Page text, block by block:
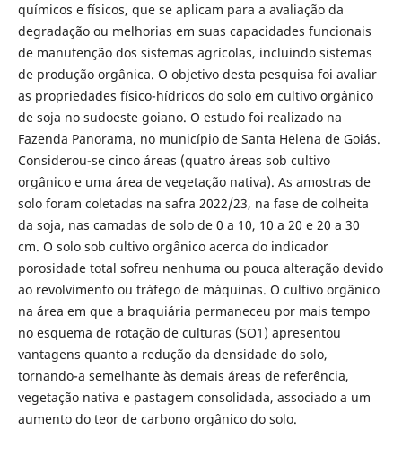
químicos e físicos, que se aplicam para a avaliação da
degradação ou melhorias em suas capacidades funcionais
de manutenção dos sistemas agrícolas, incluindo sistemas
de produção orgânica. O objetivo desta pesquisa foi avaliar
as propriedades físico-hídricos do solo em cultivo orgânico
de soja no sudoeste goiano. O estudo foi realizado na
Fazenda Panorama, no município de Santa Helena de Goiás.
Considerou-se cinco áreas (quatro áreas sob cultivo
orgânico e uma área de vegetação nativa). As amostras de
solo foram coletadas na safra 2022/23, na fase de colheita
da soja, nas camadas de solo de 0 a 10, 10 a 20 e 20 a 30
cm. O solo sob cultivo orgânico acerca do indicador
porosidade total sofreu nenhuma ou pouca alteração devido
ao revolvimento ou tráfego de máquinas. O cultivo orgânico
na área em que a braquiária permaneceu por mais tempo
no esquema de rotação de culturas (SO1) apresentou
vantagens quanto a redução da densidade do solo,
tornando-a semelhante às demais áreas de referência,
vegetação nativa e pastagem consolidada, associado a um
aumento do teor de carbono orgânico do solo.